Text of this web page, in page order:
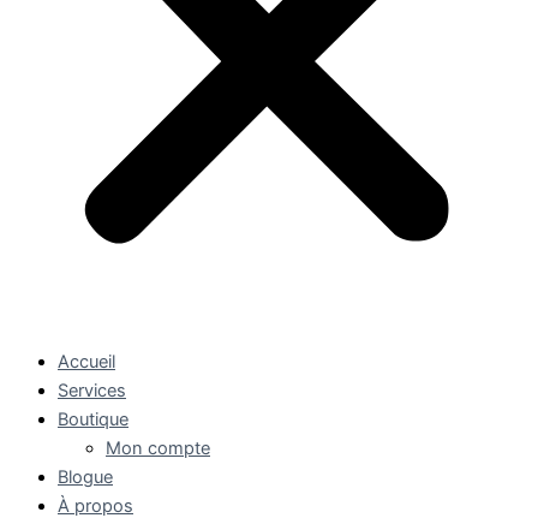
Accueil
Services
Boutique
Mon compte
Blogue
À propos